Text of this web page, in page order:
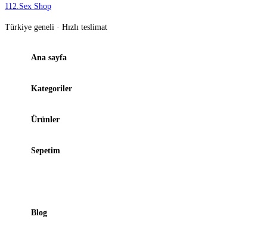
112.Sex Shop
Türkiye geneli · Hızlı teslimat
Ana sayfa
Kategoriler
Ürünler
Sepetim
Blog